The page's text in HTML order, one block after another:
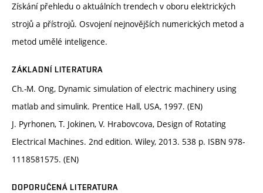
Získání přehledu o aktuálních trendech v oboru elektrických
strojů a přístrojů. Osvojení nejnovějších numerických metod a
metod umělé inteligence.
ZÁKLADNÍ LITERATURA
Ch.-M. Ong, Dynamic simulation of electric machinery using
matlab and simulink. Prentice Hall, USA, 1997. (EN)
J. Pyrhonen, T. Jokinen, V. Hrabovcova, Design of Rotating
Electrical Machines. 2nd edition. Wiley, 2013. 538 p. ISBN 978-
1118581575. (EN)
DOPORUČENÁ LITERATURA